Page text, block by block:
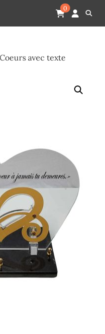
Gardechaux
0
avec texte